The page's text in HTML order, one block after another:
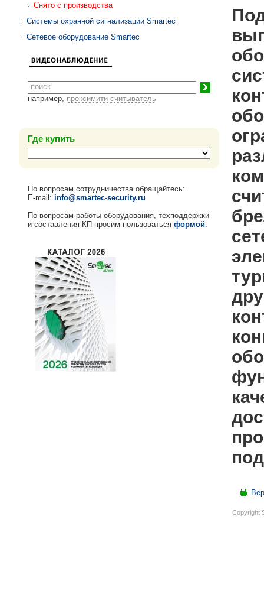
Снято с производства
Системы охранной сигнализации Smartec
Сетевое оборудование Smartec
например, проксимити считыватель
Где купить
По вопросам сотрудничества обращайтесь:
E-mail: info@smartec-security.ru
По вопросам работы оборудования, техподдержки
и составления КП просим пользоваться формой
Copyright